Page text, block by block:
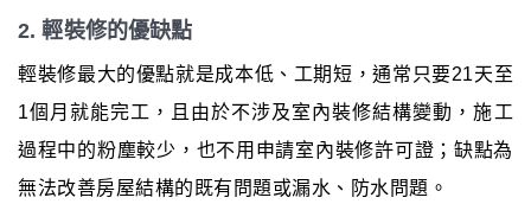
2. 輕裝修的優缺點
輕裝修最大的優點就是成本低、工期短，通常只要21天至
1個月就能完工，且由於不涉及室內裝修結構變動，施工
過程中的粉塵較少，也不用申請室內裝修許可證；缺點為
無法改善房屋結構的既有問題或漏水、防水問題。